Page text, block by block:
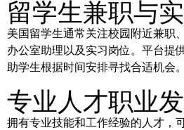
留学生兼职与
美国留学生通常关注校园附近兼职
办公室助理以及实习岗位。平台提
助学生根据时间安排寻找合适机会。
专业人才职业
拥有专业技能和工作经验的人才，